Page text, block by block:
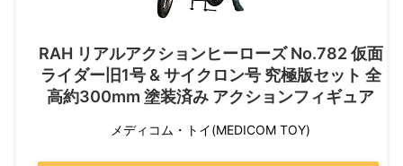
RAH リアルアクションヒーローズ No.782 仮面
ライダー旧1号 & サイクロン号 究極版セット 全
高約300mm 塗装済み アクションフィギュア
メディコム・トイ(MEDICOM TOY)